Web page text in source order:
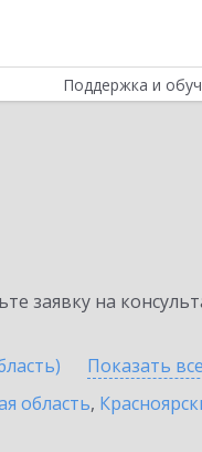
Поддержка и
заявку на
Показать
область,